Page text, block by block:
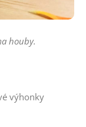
houby.
výhonky